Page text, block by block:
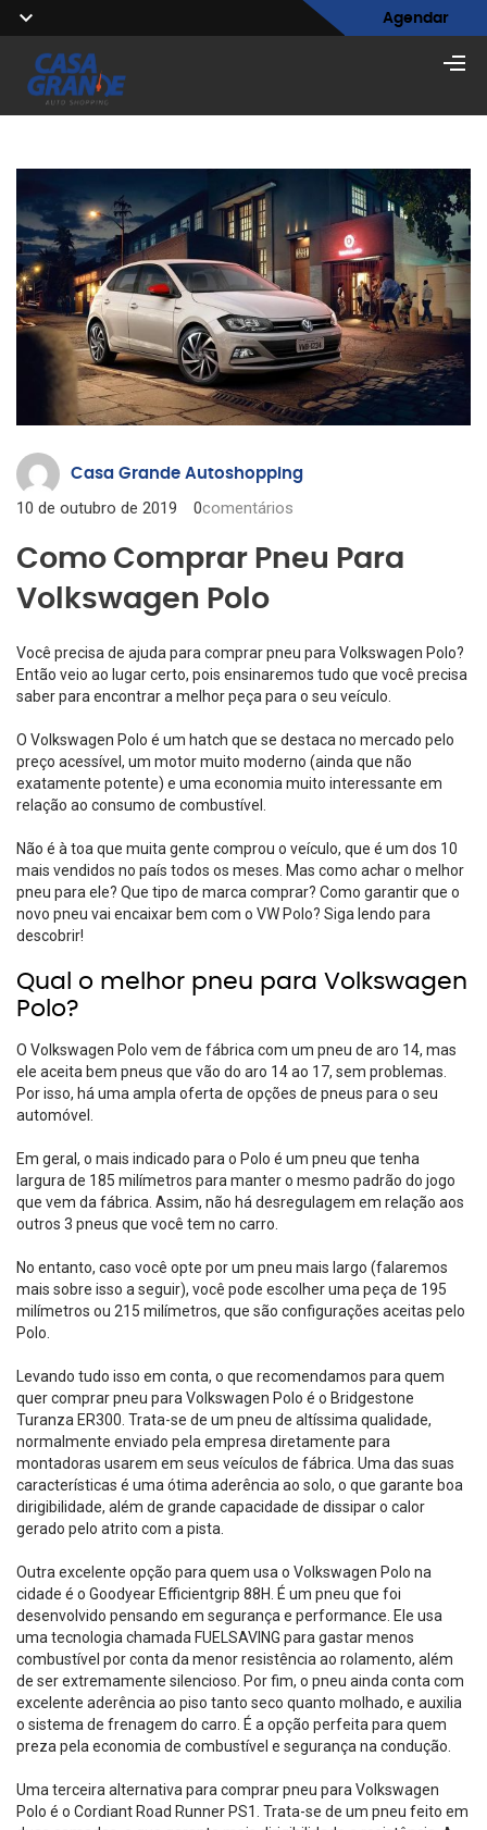
Agendar
Casa Grande Autoshopping
10 de outubro de 2019 0comentários
Como Comprar Pneu Para
Volkswagen Polo
Você precisa de ajuda para comprar pneu para Volkswagen Polo?
Então veio ao lugar certo, pois ensinaremos tudo que você precisa
saber para encontrar a melhor peça para o seu veículo.
O Volkswagen Polo é um hatch que se destaca no mercado pelo
preço acessível, um motor muito moderno (ainda que não
exatamente potente) e uma economia muito interessante em
relação ao consumo de combustível.
Não é à toa que muita gente comprou o veículo, que é um dos 10
mais vendidos no país todos os meses. Mas como achar o melhor
pneu para ele? Que tipo de marca comprar? Como garantir que o
novo pneu vai encaixar bem com o VW Polo? Siga lendo para
descobrir!
Qual o melhor pneu para Volkswagen
Polo?
O Volkswagen Polo vem de fábrica com um pneu de aro 14, mas
ele aceita bem pneus que vão do aro 14 ao 17, sem problemas.
Por isso, há uma ampla oferta de opções de pneus para o seu
automóvel.
Em geral, o mais indicado para o Polo é um pneu que tenha
largura de 185 milímetros para manter o mesmo padrão do jogo
que vem da fábrica. Assim, não há desregulagem em relação aos
outros 3 pneus que você tem no carro.
No entanto, caso você opte por um pneu mais largo (falaremos
mais sobre isso a seguir), você pode escolher uma peça de 195
milímetros ou 215 milímetros, que são configurações aceitas pelo
Polo.
Levando tudo isso em conta, o que recomendamos para quem
quer comprar pneu para Volkswagen Polo é o Bridgestone
Turanza ER300 . Trata-se de um pneu de altíssima qualidade,
normalmente enviado pela empresa diretamente para
montadoras usarem em seus veículos de fábrica. Uma das suas
características é uma ótima aderência ao solo, o que garante boa
dirigibilidade, além de grande capacidade de dissipar o calor
gerado pelo atrito com a pista.
Outra excelente opção para quem usa o Volkswagen Polo na
cidade é o Goodyear Efficientgrip 88H
. É um pneu que foi
desenvolvido pensando em segurança e performance. Ele usa
uma tecnologia chamada FUELSAVING para gastar menos
combustível por conta da menor resistência ao rolamento, além
de ser extremamente silencioso. Por fim, o pneu ainda conta com
excelente aderência ao piso tanto seco quanto molhado, e auxilia
o sistema de frenagem do carro. É a opção perfeita para quem
preza pela economia de combustível e segurança na condução.
Uma terceira alternativa para comprar pneu para Volkswagen
Polo é o Cordiant Road Runner PS1 . Trata-se de um pneu feito em